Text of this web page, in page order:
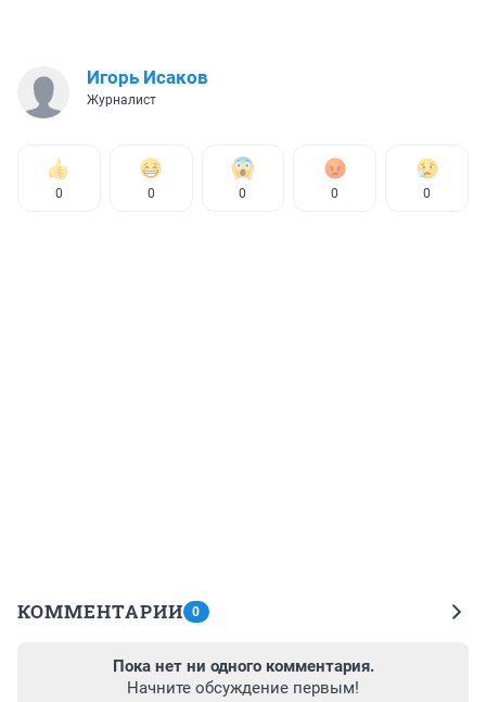
Игорь Исаков
Журналист
0 0 0 0 0
КОММЕНТАРИИ 0
Пока нет ни одного комментария.
Начните обсуждение первым!